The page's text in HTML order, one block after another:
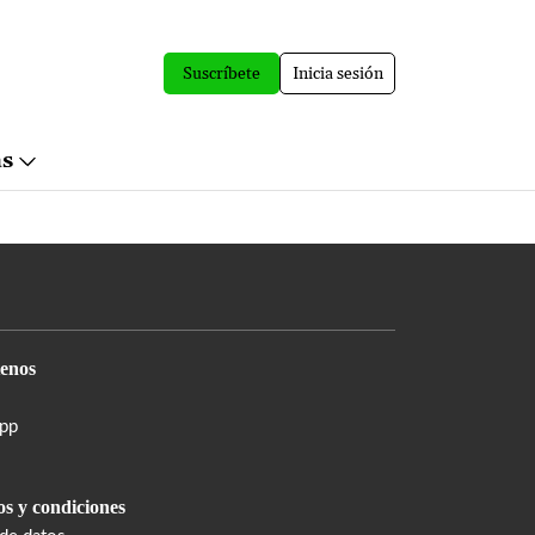
Suscríbete Inicia sesión
y condiciones